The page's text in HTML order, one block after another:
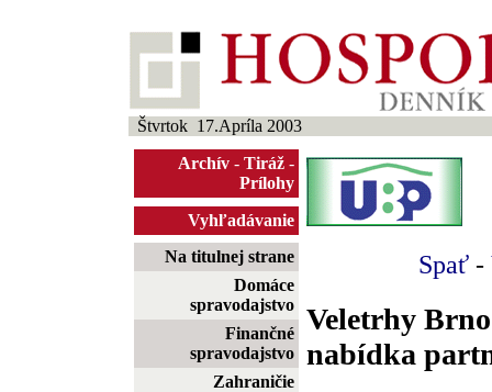
Štvrtok 17.Apríla 2003
Archív - Tiráž -
Prílohy
Vyhľadávanie
Na titulnej strane
Domáce
spravodajstvo
Finančné
spravodajstvo
Zahraničie
Spať -
Veletrhy
nabídka